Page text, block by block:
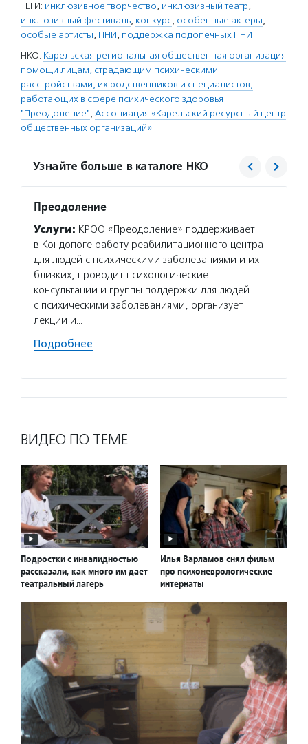
ТЕГИ: инклюзивное творчество, инклюзивный театр,
инклюзивный фестиваль, конкурс, особенные актеры,
особые артисты, ПНИ, поддержка подопечных ПНИ
НКО: Карельская региональная общественная организация
помощи лицам, страдающим психическими
расстройствами, их родственников и специалистов,
работающих в сфере психического здоровья
"Преодоление", Ассоциация «Карельский ресурсный центр
общественных организаций»
Узнайте больше в каталоге НКО
Преодоление
Услуги: КРОО «Преодоление» поддерживает
в Кондопоге работу реабилитационного центра
для людей с психическими заболеваниями и их
близких, проводит психологические
консультации и группы поддержки для людей
с психическими заболеваниями, организует
лекции и…
Подробнее
ВИДЕО ПО ТЕМЕ
Подростки с инвалидностью
рассказали, как много им дает
театральный лагерь
Илья Варламов снял фильм
про психоневрологические
интернаты